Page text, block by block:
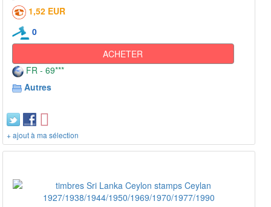
1,52 EUR
0
ACHETER
FR - 69***
Autres
+ ajout à ma sélection